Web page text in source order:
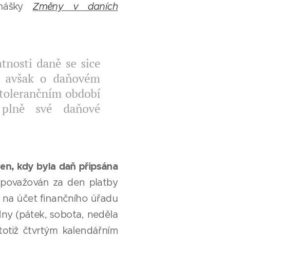
Změny v daních
daně se sice
o daňovém
období
své daňové
kdy byla daň připsána
za den platby
účet finančního úřadu
(pátek, sobota, neděla
čtvrtým kalendářním